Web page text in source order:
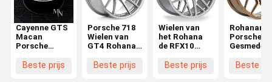
Cayenne GTS
Macan
Porsche
Beste prijs
Porsche 718
Wielen van
GT4 Rohana
Beste prijs
Wielen van
het Rohana
de RFX10
Titanium
Beste prijs
Porsche
Gesmede
Beste